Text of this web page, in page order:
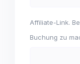
Affiliate-Link.
Buchung zu